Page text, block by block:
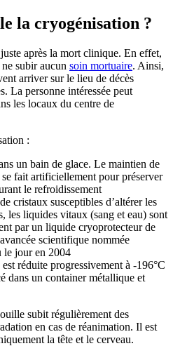
la cryogénisation ?
après la mort clinique. En effet,
subir aucun soin mortuaire. Ainsi,
arriver sur le lieu de décès
La personne intéressée peut
les locaux du centre de
:
un bain de glace. Le maintien de
fait artificiellement pour préserver
le refroidissement
cristaux susceptibles d’altérer les
les liquides vitaux (sang et eau) sont
par un liquide cryoprotecteur de
scientifique nommée
jour en 2004
réduite progressivement à -196°C
dans un container métallique et
subit régulièrement des
en cas de réanimation. Il est
la tête et le cerveau.